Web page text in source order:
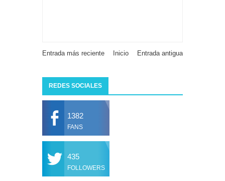
Entrada más reciente Entrada antigua
Inicio
REDES SOCIALES
1382
FANS
435
FOLLOWERS